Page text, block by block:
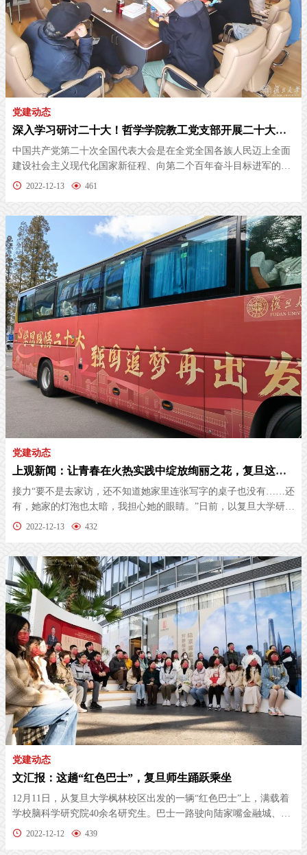
党建动态
深入学习研讨二十大！哲学学院教工党支部开展二十大学习研讨专题组织生活
中国共产党第二十次全国代表大会是在全党全国各族人民迈上全面
建设社会主义现代化国家新征程、向第二个百年奋斗目标进军的关
键时刻召...
2022-12-13 461
党建动态
上观新闻：让青春在火热实践中绽放绚丽之花，复旦这些大“IP”给出了不同注脚
接力“要不是去家访，还不知道她家里连张写字的桌子也没有……还
有，她家的灯泡也太暗，我担心她的眼睛。”日前，以复旦大学研究
生支...2022-12-13 432
党建动态
文汇报：这趟“红色巴士”，复旦师生踊跃乘坐
12月11日，从复旦大学枫林校区出发的一辆“红色巴士”上，满载着
学校脑科学研究院40余名研究生。巴士一路驶向陆家嘴金融城、杨
浦滨江...
2022-12-12 439